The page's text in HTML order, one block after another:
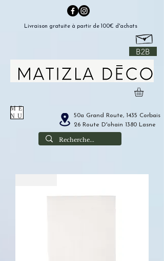
B2B
50a Grand Route, 1435 Corbais
26 Route D'ohain 1380 Lasne
ME
NU
Livraison gratuite à partir de 100€ d'achats